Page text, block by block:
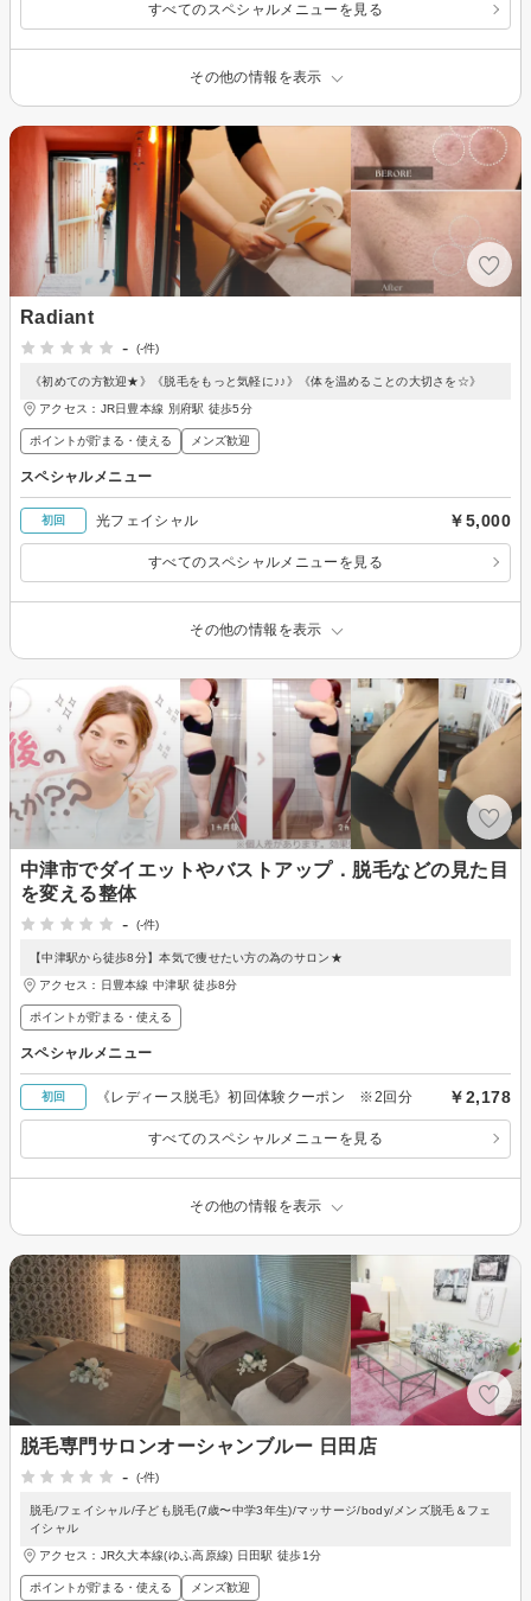
すべてのスペシャルメニューを見る
その他の情報を表示
Radiant
-
(-件)
《初めての方歓迎★》《脱毛をもっと気軽に♪♪》《体を温めることの大切さを☆》
アクセス：JR日豊本線 別府駅 徒歩5分
ポイントが貯まる・使える メンズ歓迎
スペシャルメニュー
初回 光フェイシャル ￥5,000
すべてのスペシャルメニューを見る
その他の情報を表示
中津市でダイエットやバストアップ．脱毛などの見た目
を変える整体
-
(-件)
【中津駅から徒歩8分】本気で痩せたい方の為のサロン★
アクセス：日豊本線 中津駅 徒歩8分
ポイントが貯まる・使える
スペシャルメニュー
初回 《レディース脱毛》初回体験クーポン ※2回分 ￥2,178
すべてのスペシャルメニューを見る
その他の情報を表示
脱毛専門サロンオーシャンブルー 日田店
-
(-件)
脱毛/フェイシャル/子ども脱毛(7歳〜中学3年生)/マッサージ/body/メンズ脱毛＆フェ
イシャル
アクセス：JR久大本線(ゆふ高原線) 日田駅 徒歩1分
ポイントが貯まる・使える メンズ歓迎